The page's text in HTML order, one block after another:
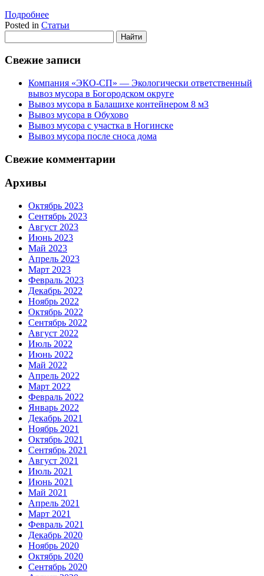
Подробнее
Posted in Статьи
Свежие записи
Компания «ЭКО-СП» — Экологически ответственный
вывоз мусора в Богородском округе
Вывоз мусора в Балашихе контейнером 8 м3
Вывоз мусора в Обухово
Вывоз мусора с участка в Ногинске
Вывоз мусора после сноса дома
Свежие комментарии
Архивы
Октябрь 2023
Сентябрь 2023
Август 2023
Июнь 2023
Май 2023
Апрель 2023
Март 2023
Февраль 2023
Декабрь 2022
Ноябрь 2022
Октябрь 2022
Сентябрь 2022
Август 2022
Июль 2022
Июнь 2022
Май 2022
Апрель 2022
Март 2022
Февраль 2022
Январь 2022
Декабрь 2021
Ноябрь 2021
Октябрь 2021
Сентябрь 2021
Август 2021
Июль 2021
Июнь 2021
Май 2021
Апрель 2021
Март 2021
Февраль 2021
Декабрь 2020
Ноябрь 2020
Октябрь 2020
Сентябрь 2020